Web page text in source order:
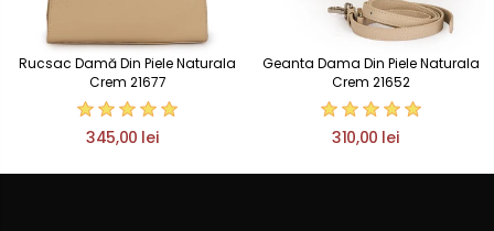
Rucsac Damă Din Piele Naturala
Crem 21677
345,00 lei
Geanta Dama Din Piele Naturala
Crem 21652
310,00 lei